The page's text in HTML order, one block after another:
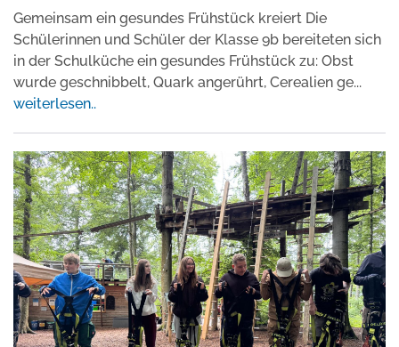
Gemeinsam ein gesundes Frühstück kreiert Die
Schülerinnen und Schüler der Klasse 9b bereiteten sich
in der Schulküche ein gesundes Frühstück zu: Obst
wurde geschnibbelt, Quark angerührt, Cerealien ge...
weiterlesen..